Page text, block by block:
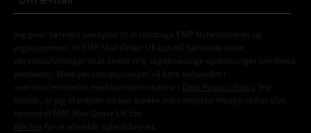
Jeg giver hermed samtykke til at modtage EMP Nyhedsbrevet og
jegaccepterer, at EMP Mail Order UK Ltd må behandle mine
personoplysninger til at sende mig regelmæssige opdateringer om deres
produkter. Mine personoplysninger vil blive behandlet i
overensstemmelse med bestemmelserne i
Data Privacy Policy
. Jeg
forstår, at jeg til enhver tid kan trække mit samtykke tilbage ved at give
besked til EMP Mail Order UK Ltd.
Klik her
for at afmelde nyhedsbrevet.